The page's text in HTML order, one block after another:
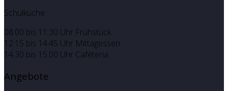
Schulküche
08:00 bis 11:30 Uhr Frühstück
12:15 bis 14:45 Uhr Mittagessen
14.30 bis 15.00 Uhr Caféteria
Angebote